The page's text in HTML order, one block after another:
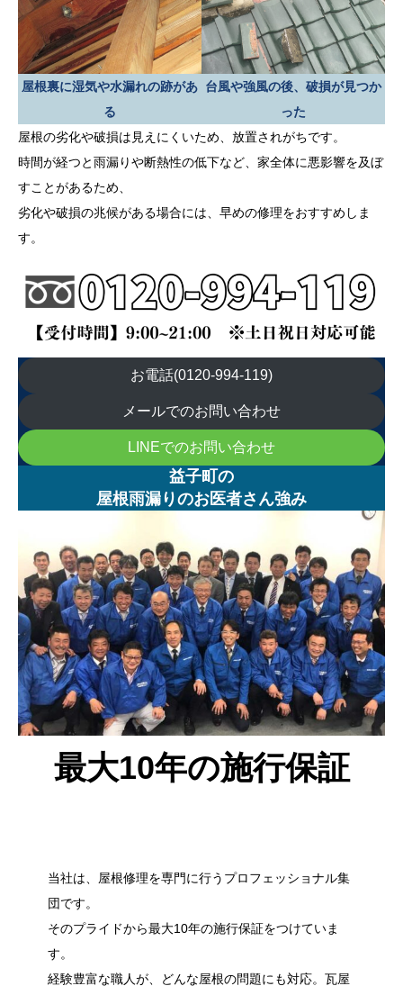
屋根裏に湿気や水漏れの跡があ
る
台風や強風の後、破損が見つか
った
屋根の劣化や破損は見えにくいため、放置されがちです。
時間が経つと雨漏りや断熱性の低下など、家全体に悪影響を及ぼ
すことがあるため、
劣化や破損の兆候がある場合には、早めの修理をおすすめしま
す。
お電話(0120-994-119)
メールでのお問い合わせ
LINEでのお問い合わせ
益子町の
屋根雨漏りのお医者さん強み
最大10年の施行保証
当社は、屋根修理を専門に行うプロフェッショナル集
団です。
そのプライドから最大10年の施行保証をつけていま
す。
経験豊富な職人が、どんな屋根の問題にも対応。瓦屋